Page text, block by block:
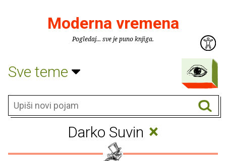
Moderna vremena
Pogledaj... sve je puno knjiga.
Sve teme
Darko Suvin ×